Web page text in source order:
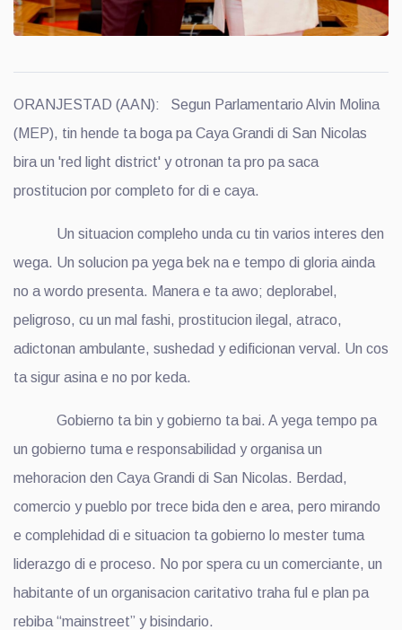
ORANJESTAD (AAN): Segun Parlamentario Alvin Molina
(MEP), tin hende ta boga pa Caya Grandi di San Nicolas
bira un 'red light district' y otronan ta pro pa saca
prostitucion por completo for di e caya.
Un situacion compleho unda cu tin varios interes den
wega. Un solucion pa yega bek na e tempo di gloria ainda
no a wordo presenta. Manera e ta awo; deplorabel,
peligroso, cu un mal fashi, prostitucion ilegal, atraco,
adictonan ambulante, sushedad y edificionan verval. Un cos
ta sigur asina e no por keda.
Gobierno ta bin y gobierno ta bai. A yega tempo pa
un gobierno tuma e responsabilidad y organisa un
mehoracion den Caya Grandi di San Nicolas. Berdad,
comercio y pueblo por trece bida den e area, pero mirando
e complehidad di e situacion ta gobierno lo mester tuma
liderazgo di e proceso. No por spera cu un comerciante, un
habitante of un organisacion caritativo traha ful e plan pa
rebiba “mainstreet” y bisindario.